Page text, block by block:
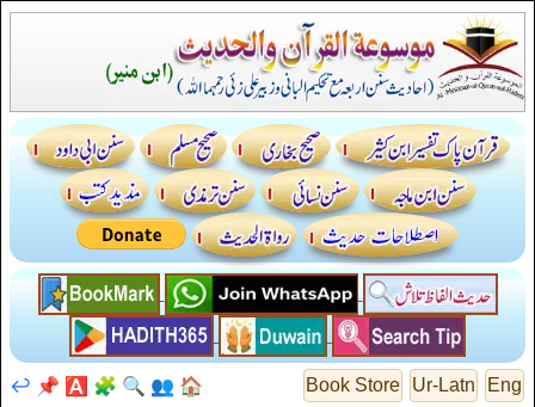
Eng
Ur-Latn
Book Store
🏠
👥
🔍
🧩
🅰️
📌
↩️